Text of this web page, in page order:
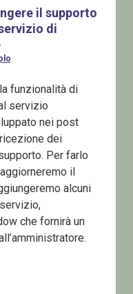
il supporto
di
funzionalità di
servizio
nei post
dei
Per farlo
il
alcuni
che fornirà un